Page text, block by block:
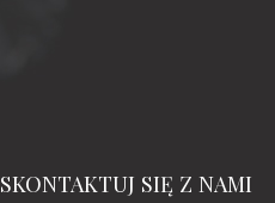
SKONTAKTUJ SIĘ Z NAMI